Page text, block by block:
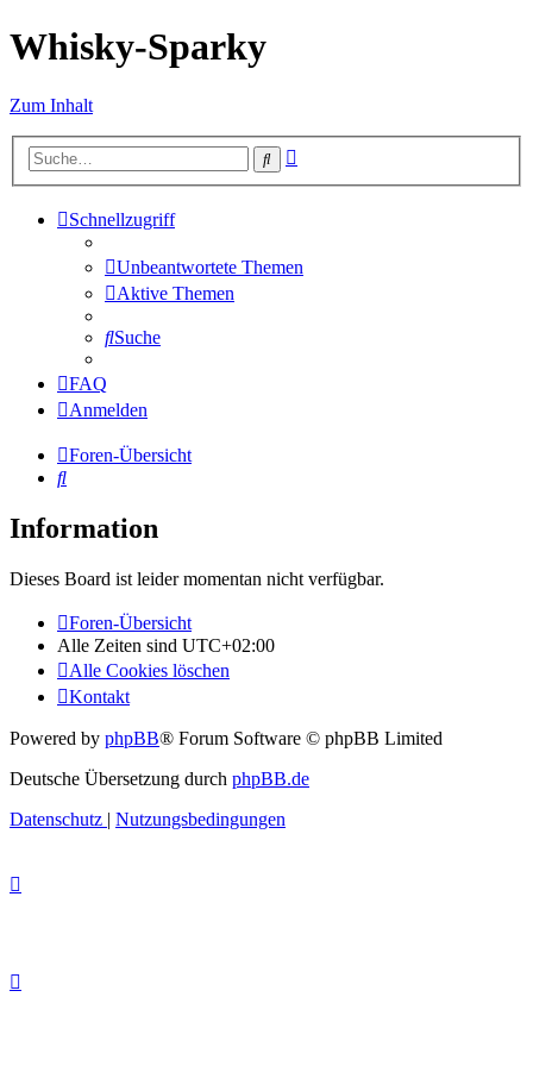
Whisky-Sparky
Zum Inhalt
Suche
Schnellzugriff
Unbeantwortete Themen
Aktive Themen
Suche
FAQ
Anmelden
Foren-Übersicht
Suche
Information
Dieses Board ist leider momentan nicht verfügbar.
Foren-Übersicht
Alle Zeiten sind UTC+02:00
Alle Cookies löschen
Kontakt
Powered by phpBB® Forum Software © phpBB Limited
Deutsche Übersetzung durch phpBB.de
Datenschutz | Nutzungsbedingungen